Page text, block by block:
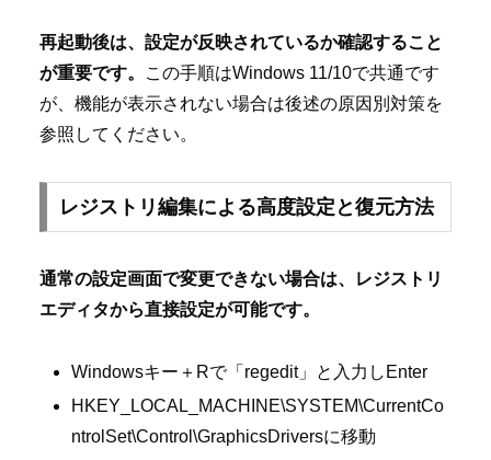
再起動後は、設定が反映されているか確認すること
が重要です。
この手順はWindows 11/10で共通です
が、機能が表示されない場合は後述の原因別対策を
参照してください。
レジストリ編集による高度設定と復元方法
通常の設定画面で変更できない場合は、レジストリ
エディタから直接設定が可能です。
Windowsキー＋Rで「regedit」と入力しEnter
HKEY_LOCAL_MACHINE\SYSTEM\CurrentCo
ntrolSet\Control\GraphicsDriversに移動